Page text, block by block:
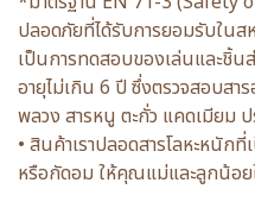
ปลอดภัยที่ได้รับการยอมรับใน
เป็นการทดสอบของเล่นและชิ้น
อายุไม่เกิน 6 ปี ซึ่งตรวจสอบสา
พลวง สารหนู ตะกั่ว แคดเมียม
• สินค้าเราปลอดสารโลหะหนั
หรือกัดอม ให้คุณแม่และลูกน้อย